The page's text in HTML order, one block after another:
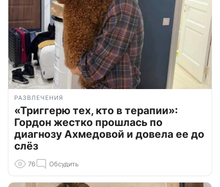
РАЗВЛЕЧЕНИЯ
«Триггерю тех, кто в терапии»:
Гордон жестко прошлась по
диагнозу Ахмедовой и довела ее до
слёз
76 Обсудить